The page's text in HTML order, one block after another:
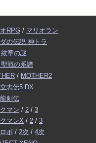
RPG / マリオラン
の伝説 神トラ
章の謎
聖戦の系譜
/ MOTHER2
志伝5 DX
剣伝
マン / 2 / 3
マンX / 2 / 3
ボ / 2次 / 4次